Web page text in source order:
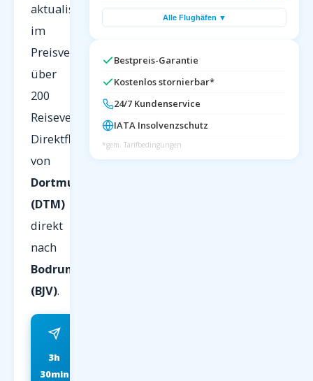
aktualisiert
im
Preisvergleich
über
200
Reiseveranstalter.
Direktflug
von
Dortmund
(DTM)
direkt
nach
Bodrum
(BJV).
3h
30min
Alle Flughäfen ▼
Bestpreis-Garantie
Kostenlos stornierbar*
24/7 Kundenservice
IATA Insolvenzschutz
*gem. Tarifbedingungen